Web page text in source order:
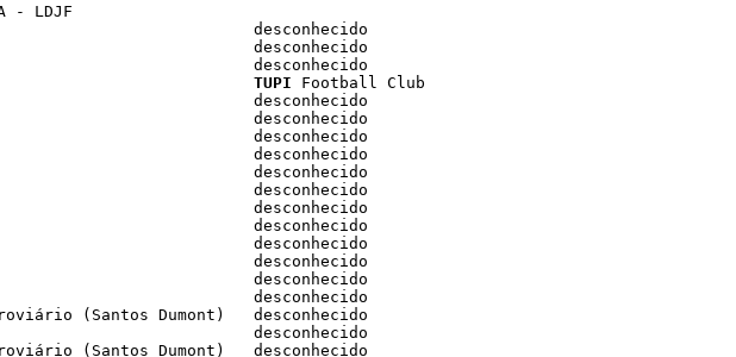
- LDJF
desconhecido
desconhecido
Club TUPI Football Club
desconhecido
desconhecido
desconhecido
(Santos Dumont)   desconhecido